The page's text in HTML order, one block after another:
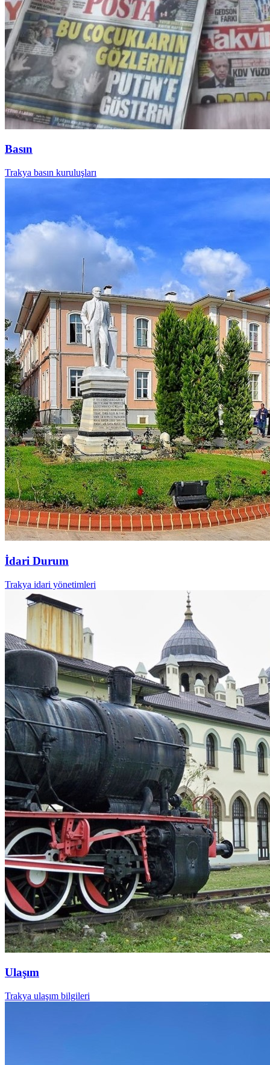
Basın
Trakya basın kuruluşları
İdari Durum
Trakya idari yönetimleri
Ulaşım
Trakya ulaşım bilgileri